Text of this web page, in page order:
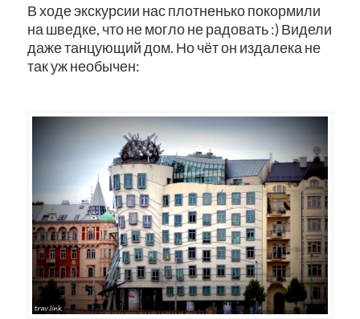
В ходе экскурсии нас плотненько покормили
на шведке, что не могло не радовать :) Видели
даже танцующий дом. Но чёт он издалека не
так уж необычен: